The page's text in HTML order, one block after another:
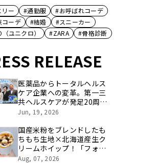
ー #通勤服
#お呼ばれコーデ
コーデ
#結婚
#スニーカー
ユニクロ）
#ZARA #骨格診断
RELEASE
医薬品からトータルヘルス
ケア企業への変革。第一三
共ヘルスケアが発足20周年
を記念し、製品開発・新カ
合時のエピソードを社員の
想いとともに振り返る特別
映像を公開！
Jun, 19, 2026
国産米粉をブレンドしたも
ちもち生地×北海道産生ク
リームホイップ！「フォレ
スティコーヒー 愛甲石田
Aug, 07, 2026